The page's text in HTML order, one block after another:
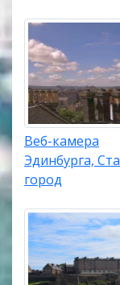
Веб-камера
Эдинбурга,
город